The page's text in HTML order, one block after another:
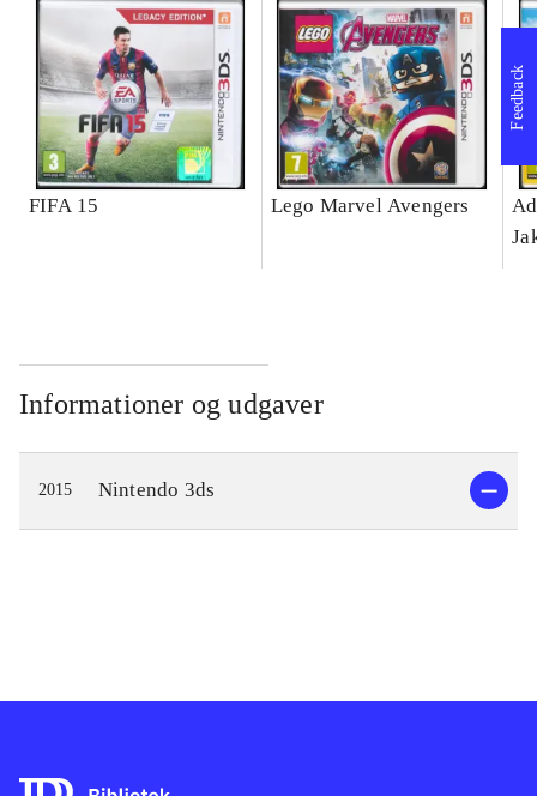
FIFA 15 Lego Marvel Avengers
Informationer og udgaver
2015 Nintendo 3ds
Feedback